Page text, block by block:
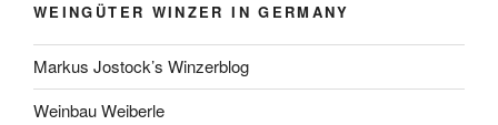
WEINGÜTER WINZER IN GERMANY
Markus Jostock’s Winzerblog
Weinbau Weiberle